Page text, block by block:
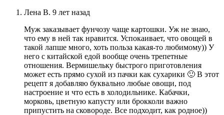
Лена В. 9 лет назад
Муж заказывает фунчозу чаще картошки. Уж не знаю,
что ему в ней так нравится. Успокаивает, что овощей в
такой лапше много, хоть польза какая-то любимому)) У
него с китайской едой вообще очень трепетные
отношения. Вермишельку быстрого приготовления
может есть прямо сухой из пачки как сухарики 🙂 В этот
рецепт я добавляю буквально любые овощи, под
настроение и что есть в холодильнике. Кабачки,
морковь, цветную капусту или брокколи важно
припустить на сковороде. Все подходит, как родное))